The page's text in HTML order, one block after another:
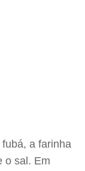
a farinha
o sal. Em